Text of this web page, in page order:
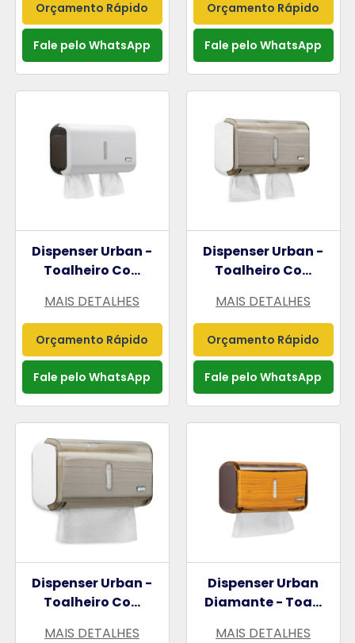
Orçamento Rápido
Fale pelo WhatsApp
Orçamento Rápido
Fale pelo WhatsApp
Dispenser Urban -
Toalheiro Co...
MAIS DETALHES
Orçamento Rápido
Fale pelo WhatsApp
Dispenser Urban -
Toalheiro Co...
MAIS DETALHES
Orçamento Rápido
Fale pelo WhatsApp
Dispenser Urban -
Toalheiro Co...
MAIS DETALHES
Dispenser Urban
Diamante - Toa...
MAIS DETALHES